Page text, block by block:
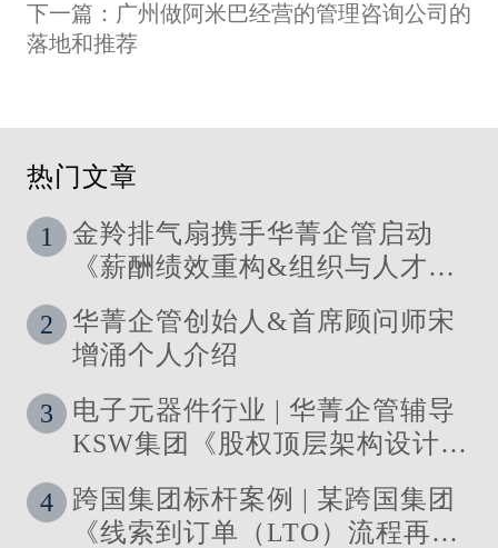
下一篇：广州做阿米巴经营的管理咨询公司的
落地和推荐
热门文章
1
金羚排气扇携手华菁企管启动
《薪酬绩效重构&组织与人才发
2
华菁企管创始人&首席顾问师宋
增涌个人介绍
3
电子元器件行业 | 华菁企管辅导
KSW集团《股权顶层架构设计及
4
跨国集团标杆案例 | 某跨国集团
《线索到订单（LTO）流程再造